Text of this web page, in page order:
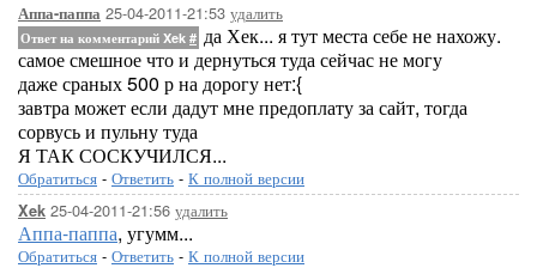
Аппа-паппа 25-04-2011-21:53 удалить
Ответ на комментарий Xek # да Хек... я тут места себе не нахожу.
самое смешное что и дернуться туда сейчас не могу
даже сраных 500 р на дорогу нет:{
завтра может если дадут мне предоплату за сайт, тогда
сорвусь и пульну туда
Я ТАК СОСКУЧИЛСЯ...
Обратиться - Ответить - К полной версии
Xek 25-04-2011-21:56 удалить
Аппа-паппа, угумм...
Обратиться - Ответить - К полной версии